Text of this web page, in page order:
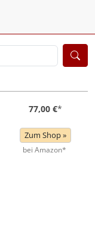
77,00 €*
Zum Shop »
bei Amazon*